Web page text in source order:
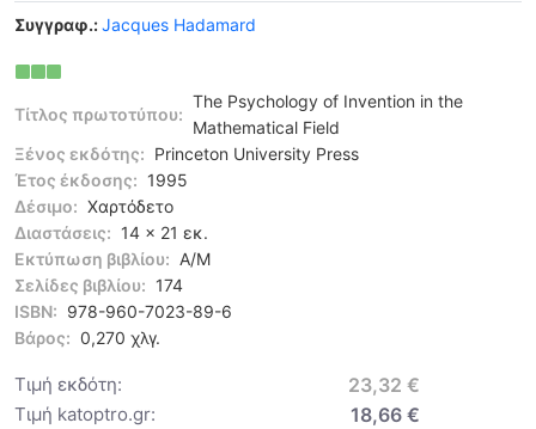
Συγγραφ.:Jacques Hadamard
Τίτλος πρωτοτύπου:
The Psychology of Invention in the
Mathematical Field
Ξένος εκδότης: Princeton University Press
Έτος έκδοσης: 1995
Δέσιμο: Χαρτόδετο
Διαστάσεις: 14 x 21 εκ.
Εκτύπωση βιβλίου: Α/Μ
Σελίδες βιβλίου: 174
ISBN: 978-960-7023-89-6
Βάρος: 0,270 χλγ.
Τιμή εκδότη: 23,32 €
Τιμή katoptro.gr: 18,66 €